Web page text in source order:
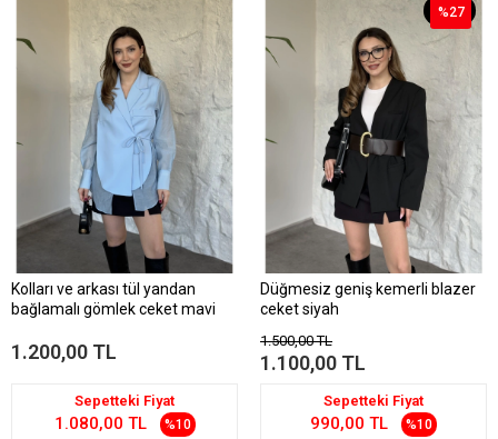
Kolları ve arkası tül yandan
bağlamalı gömlek ceket mavi
1.200,00 TL
Sepetteki Fiyat
1.080,00 TL %10
%27
Düğmesiz geniş kemerli blazer
ceket siyah
%27
1.500,00 TL
1.100,00 TL
Sepetteki Fiyat
990,00 TL %10